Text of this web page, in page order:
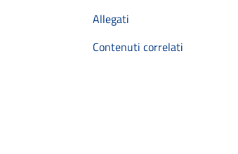
Allegati
Contenuti correlati